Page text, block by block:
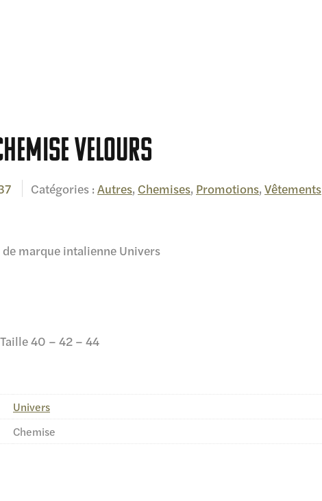
Velours
Catégories : Autres, Chemises, Promotions, Vêtements
marque intalienne Univers
40 – 42 – 44
Univers
Chemise